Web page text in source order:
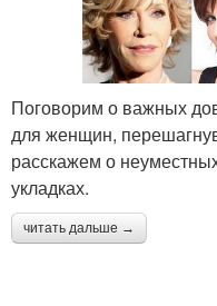
Поговорим о важных
для женщин,
расскажем о
укладках.
читать дальше →